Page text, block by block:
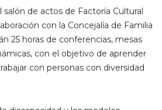
salón de actos de Factoría Cultural
con la Concejalía de Familia
25 horas de conferencias, mesas
con el objetivo de aprender
con personas con diversidad